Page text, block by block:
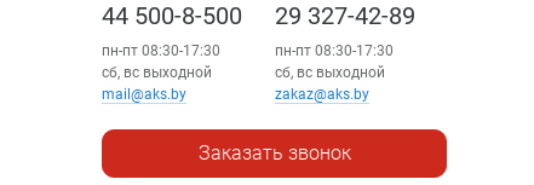
44 500-8-500
пн-пт 08:30-17:30
сб, вс выходной
mail@aks.by
29 327-42-89
пн-пт 08:30-17:30
сб, вс выходной
zakaz@aks.by
Заказать звонок